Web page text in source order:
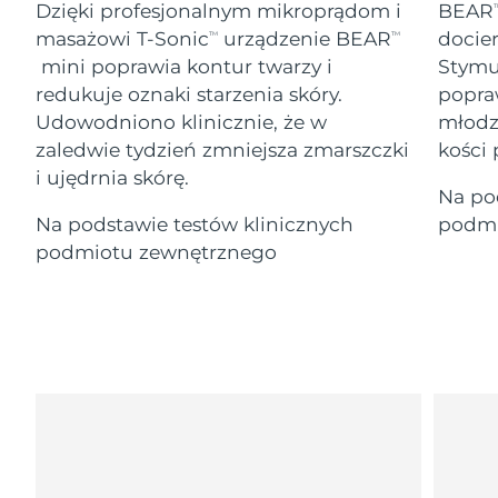
Dzięki profesjonalnym mikroprądom i
masażowi T-SonicTM urządzenie BEARTM
mini poprawia kontur twarzy i
redukuje oznaki starzenia skóry.
Udowodniono klinicznie, że w
zaledwie tydzień zmniejsza zmarszczki
i ujędrnia skórę.
Na podstawie testów klinicznych
podmiotu zewnętrznego
BEAR
kości
Na
All revitalizing eye massagers
Advanced pore care essentials
Serum
For healthy hair
issa™ Teeth Whitening Gel
18% PAP
Kosmetyki Mężczyźni
Kupuj
Gibraltar
8/12/26
Grecja
Oczekiwany czas dostawy
8/8/26
SRA Hongkong
(Chiny)
Oczekiwany czas dostawy
8/9/26
Węgry
Oczekiwany czas dostawy
8/8/26